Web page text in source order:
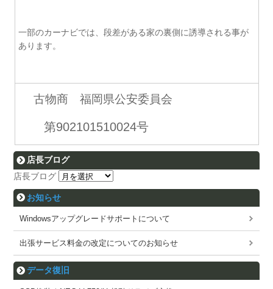
一部のカーナビでは、段差がある家の裏側に誘導される事が
あります。
古物商 福岡県公安委員会
第902101510024号
店長ブログ
店長ブログ
お知らせ
Windowsアップグレードサポートについて
出張サービス料金の改定についてのお知らせ
データ復旧